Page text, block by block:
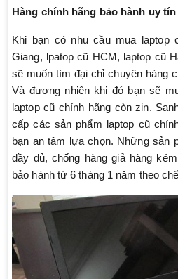
Hàng chính hãng bảo hành uy tín
Khi bạn có nhu cầu mua laptop
Giang, lpatop cũ HCM, laptop cũ
sẽ muốn tìm đại chỉ chuyên hàng
Và đương nhiên khi đó bạn sẽ
laptop cũ chính hãng còn zin.
cấp các sản phẩm laptop cũ
bạn an tâm lựa chọn. Những sản
đầy đủ, chống hàng giả hàng
bảo hành từ 6 tháng 1 năm theo